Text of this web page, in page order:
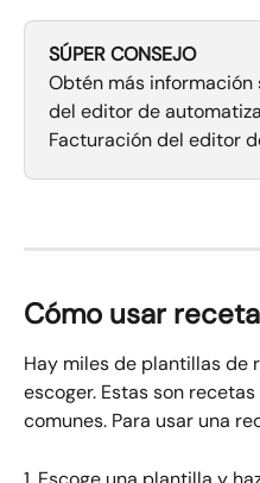
SÚPER CONSEJO
Obtén más
del editor de
Facturación del editor
Cómo usar
Hay miles de plantillas de
escoger. Estas son
comunes. Para usar una